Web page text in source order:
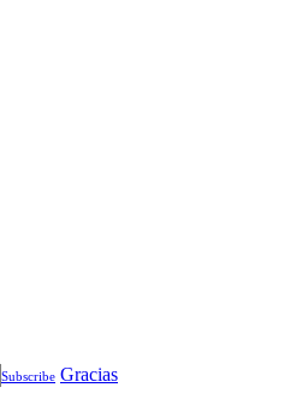
Subscribe Gracias